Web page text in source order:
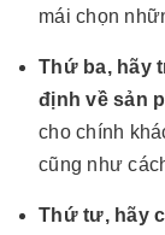
mái chọn
Thứ ba, hãy
định về sản
cho chính
cũng như
Thứ tư, hãy